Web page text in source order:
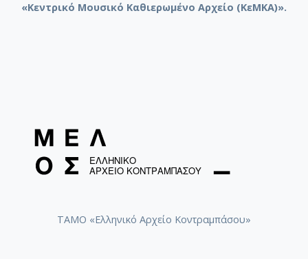
«Κεντρικό Μουσικό Καθιερωμένο Αρχείο (ΚεΜΚΑ)».
ΤΑΜΟ «Ελληνικό Αρχείο Κοντραμπάσου»